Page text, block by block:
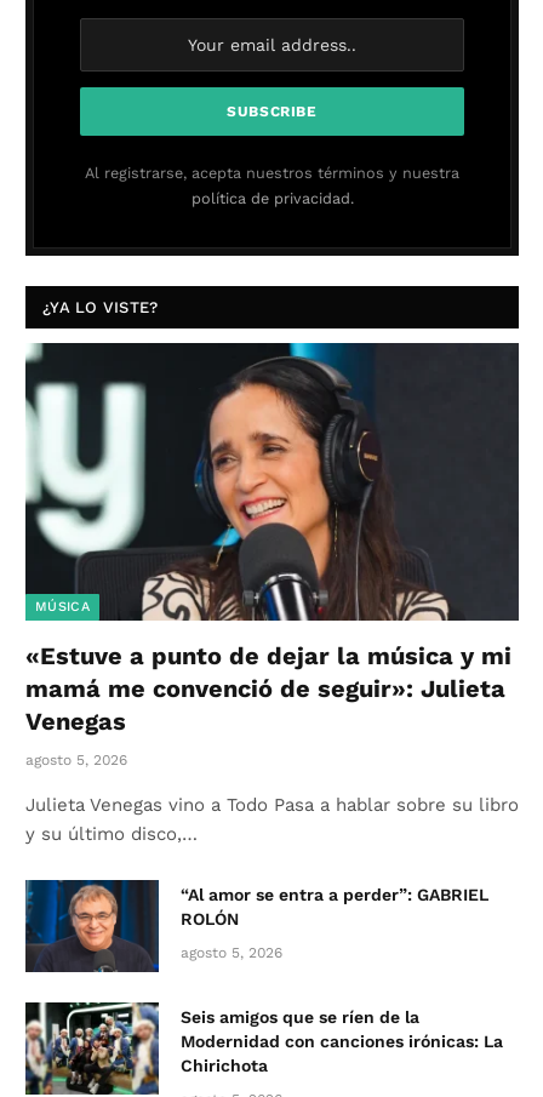
Al registrarse, acepta nuestros términos y nuestra
política de privacidad.
¿YA LO VISTE?
MÚSICA
«Estuve a punto de dejar la música y mi
mamá me convenció de seguir»: Julieta
Venegas
agosto 5, 2026
Julieta Venegas vino a Todo Pasa a hablar sobre su libro
y su último disco,…
“Al amor se entra a perder”: GABRIEL
ROLÓN
agosto 5, 2026
Seis amigos que se ríen de la
Modernidad con canciones irónicas: La
Chirichota